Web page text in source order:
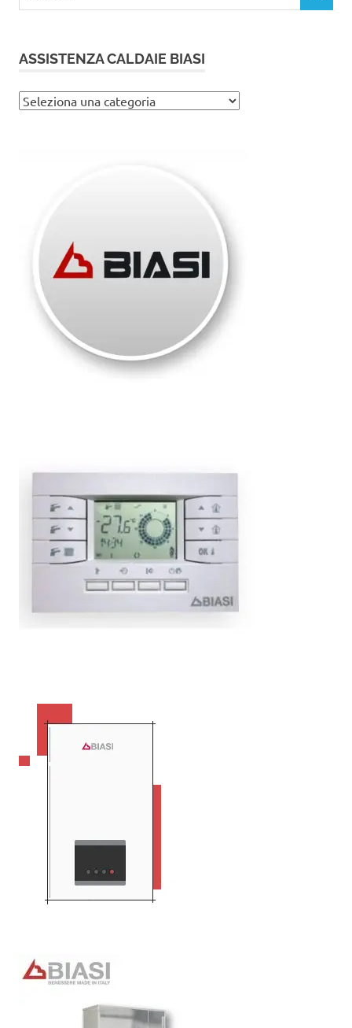
per:
ASSISTENZA CALDAIE BIASI
Assistenza